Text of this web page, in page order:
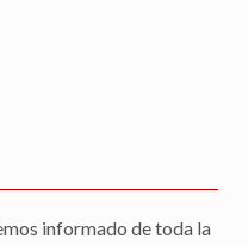
informado de toda la